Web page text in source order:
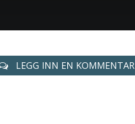
LEGG INN EN KOMMENTAR